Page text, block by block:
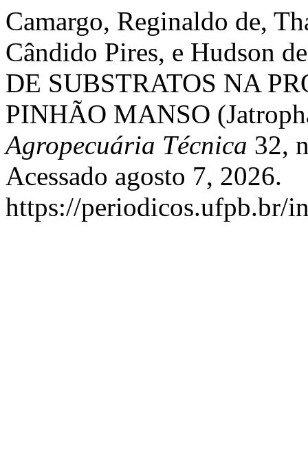
Camargo, Reginaldo de,
Cândido Pires, e Hudson
DE SUBSTRATOS NA
PINHÃO MANSO
Agropecuária Técnica 32,
Acessado agosto 7, 2026.
https://periodicos.ufpb.br/